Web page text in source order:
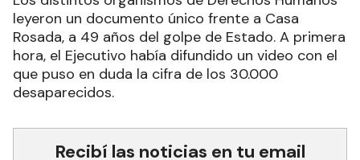
leyeron un documento único frente a Casa
Rosada, a 49 años del golpe de Estado. A primera
hora, el Ejecutivo había difundido un video con el
que puso en duda la cifra de los 30.000
desaparecidos.
Recibí las noticias en tu email